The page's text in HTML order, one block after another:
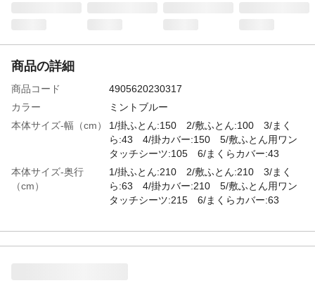
商品の詳細
商品コード
4905620230317
カラー
ミントブルー
本体サイズ-幅（cm）
1/掛ふとん:150 2/敷ふとん:100 3/まく
ら:43 4/掛カバー:150 5/敷ふとん用ワン
タッチシーツ:105 6/まくらカバー:43
本体サイズ-奥行
（cm）
1/掛ふとん:210 2/敷ふとん:210 3/まく
ら:63 4/掛カバー:210 5/敷ふとん用ワン
タッチシーツ:215 6/まくらカバー:63
バー 5/敷ふとん用ワンタッチシーツ 6/ま
くらカバー